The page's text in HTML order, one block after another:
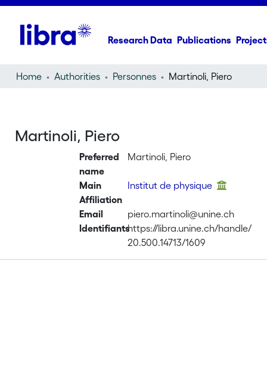
Research Data Publications
Home Authorities Personnes Martinoli, Piero
Martinoli, Piero
Preferred
name
Martinoli, Piero
Main
Affiliation
Institut de physique
Email
piero.martinoli@unine.ch
Identifiantshttps://libra.unine.ch/handle/
20.500.14713/1609